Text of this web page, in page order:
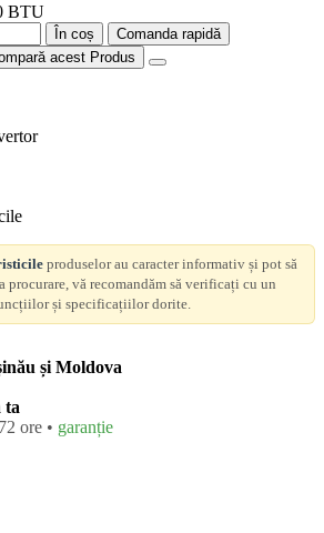
BTU
În coș
Comanda rapidă
acest Produs
produselor au caracter informativ și pot să
procurare, vă recomandăm să verificați cu un
și specificațiilor dorite.
și Moldova
ta
ore • garanție